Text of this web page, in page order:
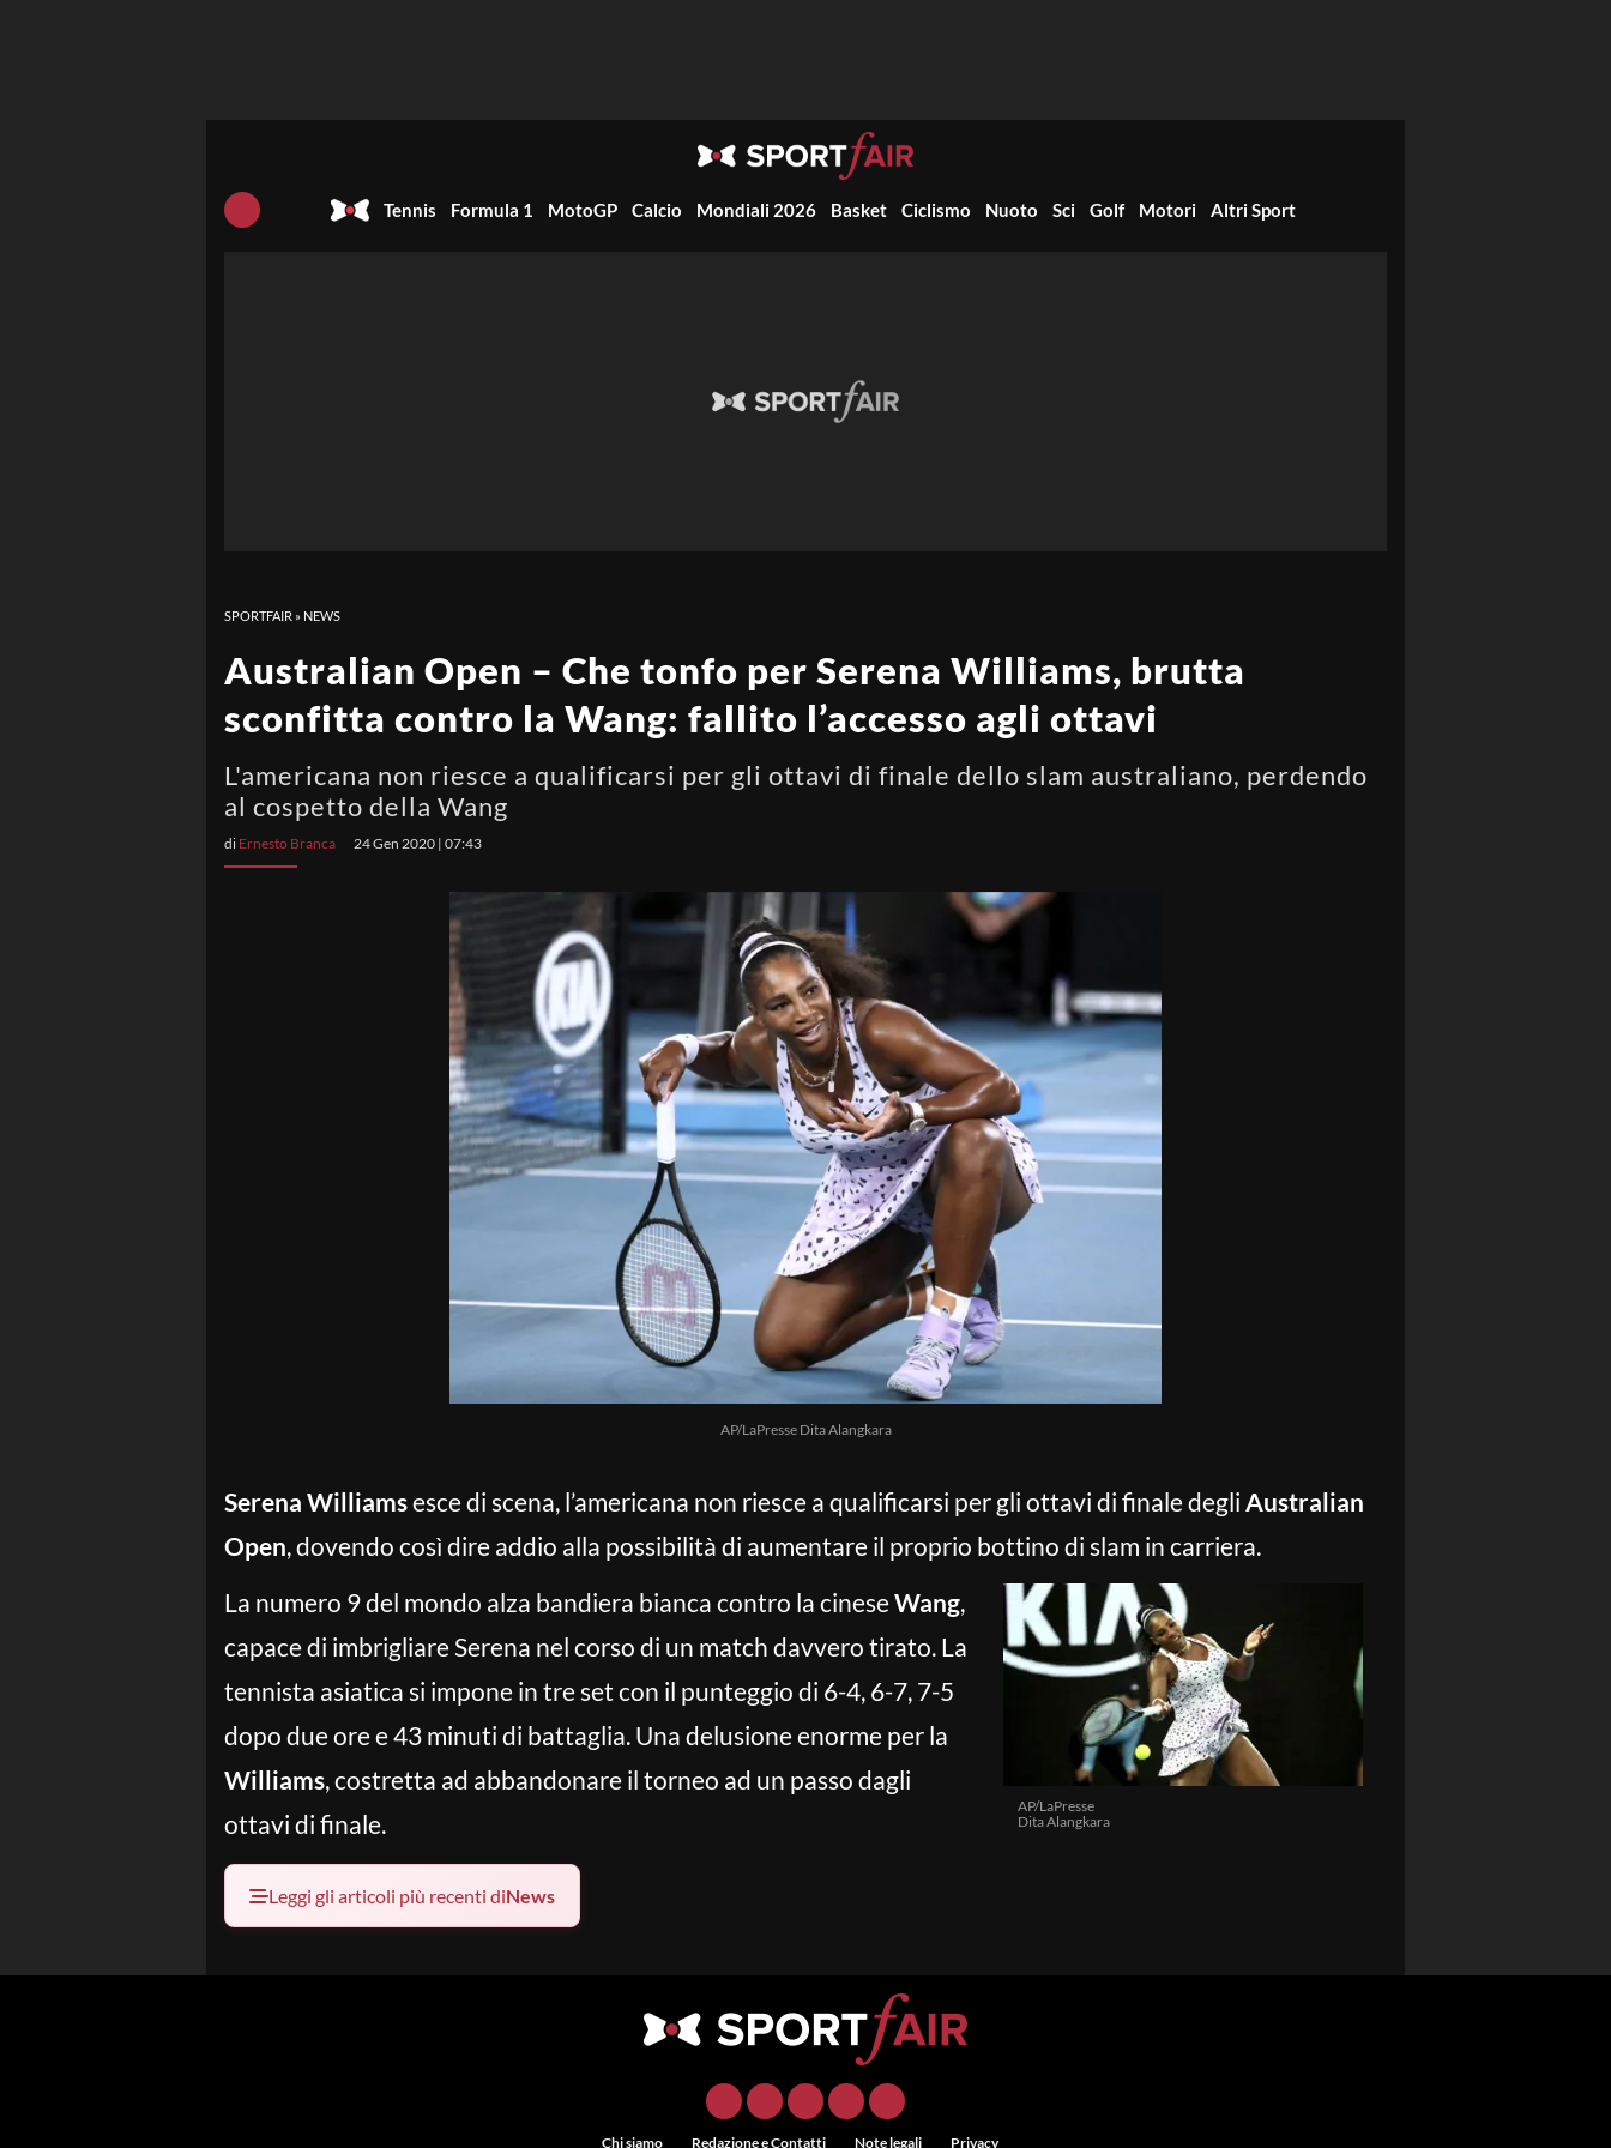
Tennis Formula 1 MotoGP Calcio Mondiali 2026 Basket Ciclismo Nuoto Sci Golf Motori Altri Sport
SPORTFAIR » NEWS
Australian Open – Che tonfo per Serena Williams, brutta
sconfitta contro la Wang: fallito l’accesso agli ottavi
L'americana non riesce a qualificarsi per gli ottavi di finale dello slam australiano, perdendo
al cospetto della Wang
di Ernesto Branca 24 Gen 2020 | 07:43
AP/LaPresse Dita Alangkara
Serena Williamsesce di scena, l’americana non riesce a qualificarsi per gli ottavi di finale degli Australian
Open, dovendo così dire addio alla possibilità di aumentare il proprio bottino di slam in carriera.
AP/LaPresse
Dita Alangkara
La numero 9 del mondo alza bandiera bianca contro la cineseWang,
capace di imbrigliare Serena nel corso di un match davvero tirato. La
tennista asiatica si impone in tre set con il punteggio di 6-4, 6-7, 7-5
dopo due ore e 43 minuti di battaglia. Una delusione enorme per la
Williams, costretta ad abbandonare il torneo ad un passo dagli
ottavi di finale.
Leggi gli articoli più recenti diNews
Chi siamo Redazione e Contatti Note legali Privacy